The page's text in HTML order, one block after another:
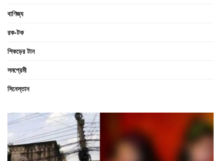
বাণিজ্য
রক-টক
শিকড়ের টান
সমপ্রেমী
সিনেস্তান